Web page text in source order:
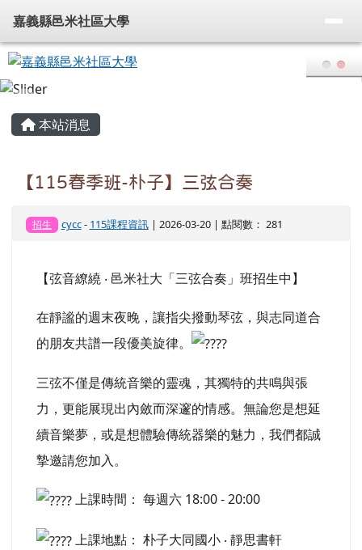
嘉義縣邑米社區大學
導覽列
嘉義縣邑米社區大學
主內容區域
本站消息
【115春季班-朴子】三弦合奏
招生 cycc- 115課程資訊| 2026-03-20 | 點閱數： 281
【弦音繚繞 ‧ 邑米社大「三弦合奏」班招生中】
在靜謐的週末夜晚，讓指尖撥動琴弦，與志同道合
的朋友共譜一段優美旋律。
三弦不僅是傳統音樂的靈魂，其獨特的共鳴與張
力，更能展現出內斂而深邃的情感。無論您是想延
續音樂夢，或是想體驗傳統器樂的魅力，我們都誠
摯邀請您加入。
上課時間： 每週六 18:00 - 20:00
上課地點： 朴子大同國小 ‧ 靜思書軒
頁尾區域